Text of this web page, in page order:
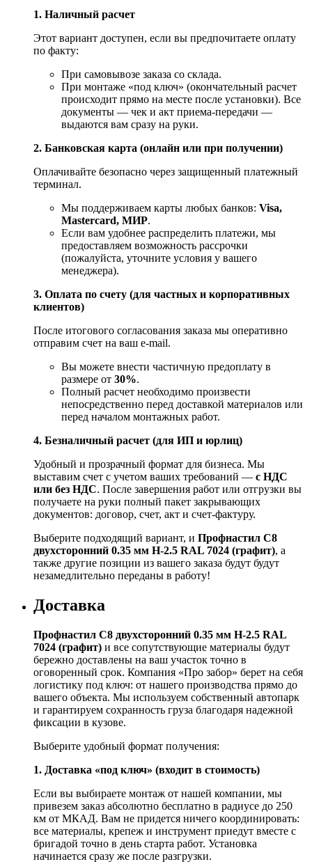
1. Наличный расчет
Этот вариант доступен, если вы предпочитаете оплату
по факту:
При самовывозе заказа со склада.
При монтаже «под ключ» (окончательный расчет
происходит прямо на месте после установки). Все
документы — чек и акт приема-передачи —
выдаются вам сразу на руки.
2. Банковская карта (онлайн или при получении)
Оплачивайте безопасно через защищенный платежный
терминал.
Мы поддерживаем карты любых банков: Visa,
Mastercard, МИР.
Если вам удобнее распределить платежи, мы
предоставляем возможность рассрочки
(пожалуйста, уточните условия у вашего
менеджера).
3. Оплата по счету (для частных и корпоративных
клиентов)
После итогового согласования заказа мы оперативно
отправим счет на ваш e‑mail.
Вы можете внести частичную предоплату в
размере от 30%.
Полный расчет необходимо произвести
непосредственно перед доставкой материалов или
перед началом монтажных работ.
4. Безналичный расчет (для ИП и юрлиц)
Удобный и прозрачный формат для бизнеса. Мы
выставим счет с учетом ваших требований — с НДС
или без НДС. После завершения работ или отгрузки вы
получаете на руки полный пакет закрывающих
документов: договор, счет, акт и счет‑фактуру.
Выберите подходящий вариант, и Профнастил С8
двухсторонний 0.35 мм H-2.5 RAL 7024 (графит), а
также другие позиции из вашего заказа будут будут
незамедлительно переданы в работу!
Доставка
Профнастил С8 двухсторонний 0.35 мм H-2.5 RAL
7024 (графит) и все сопутствующие материалы будут
бережно доставлены на ваш участок точно в
оговоренный срок. Компания «Про забор» берет на себя
логистику под ключ: от нашего производства прямо до
вашего объекта. Мы используем собственный автопарк
и гарантируем сохранность груза благодаря надежной
фиксации в кузове.
Выберите удобный формат получения:
1. Доставка «под ключ» (входит в стоимость)
Если вы выбираете монтаж от нашей компании, мы
привезем заказ абсолютно бесплатно в радиусе до 250
км от МКАД. Вам не придется ничего координировать:
все материалы, крепеж и инструмент приедут вместе с
бригадой точно в день старта работ. Установка
начинается сразу же после разгрузки.